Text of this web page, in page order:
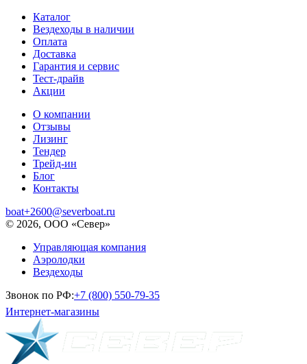
Каталог
Вездеходы в наличии
Оплата
Доставка
Гарантия и сервис
Тест-драйв
Акции
О компании
Отзывы
Лизинг
Тендер
Трейд-ин
Блог
Контакты
boat+2600@severboat.ru
© 2026, ООО «Север»
Управляющая компания
Аэролодки
Вездеходы
Звонок по РФ:+7 (800) 550-79-35
Интернет-магазины